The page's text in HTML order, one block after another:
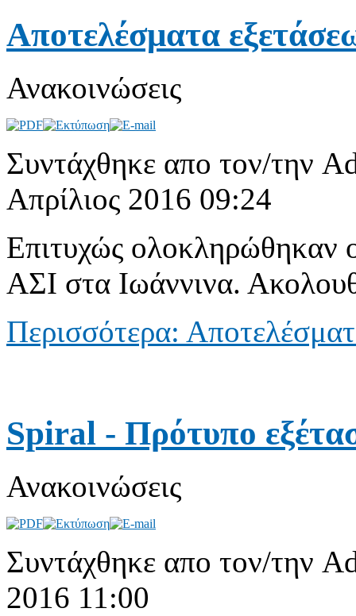
Αποτελέσματα
Ανακοινώσεις
Συντάχθηκε απο τον/την
Απρίλιος 2016 09:24
Επιτυχώς ολοκληρώθηκαν
ΑΣΙ στα Ιωάννινα.
Περισσότερα:
Spiral - Πρότυπο
Ανακοινώσεις
Συντάχθηκε απο τον/την
2016 11:00